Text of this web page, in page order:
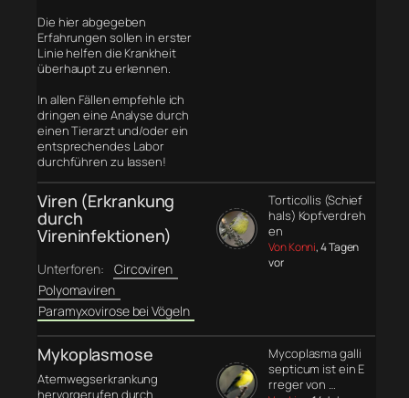
Die hier abgegeben
Erfahrungen sollen in erster
Linie helfen die Krankheit
überhaupt zu erkennen.
In allen Fällen empfehle ich
dringen eine Analyse durch
einen Tierarzt und/oder ein
entsprechendes Labor
durchführen zu lassen!
Viren (Erkrankung
durch
Vireninfektionen)
Unterforen:
Circoviren
Polyomaviren
Paramyxovirose bei Vögeln
Torticollis (Schief
hals) Kopfverdreh
en
Von Konni, 4 Tagen
vor
Mykoplasmose
Atemwegserkrankung
hervorgerufen durch
Mycoplasma galli
septicum ist ein E
rreger von …